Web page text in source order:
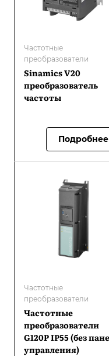
Частотные
преобразователи
Sinamics V20
преобразователь
частоты
Подробнее
Частотные
преобразователи
Частотные
преобразователи
G120Р IP55 (без панели
управления)